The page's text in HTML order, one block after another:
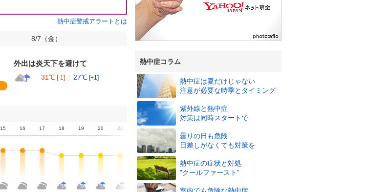
熱中症警戒アラートとは
8/7（金）
外出は炎天下を避けて
31℃ [-1] 27℃ [+1]
15 16 17 18 19 20 21 22 23
8/7
(金)
熱中症コラム
熱中症は夏だけじゃない
注意が必要な時季とタイミング
紫外線と熱中症
対策は同時スタートで
曇りの日も危険
日差しがなくても対策を
熱中症の症状と対処
”クールファースト”